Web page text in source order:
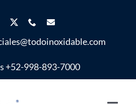
+52-998-893-7000